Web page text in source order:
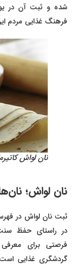
شده و ثبت آن در
فرهنگ غذایی مردم
نان لواش
نان لواش؛
ثبت نان لواش در
در راستای حفظ
فرصتی برای معرفی
گردشگری غذایی است.